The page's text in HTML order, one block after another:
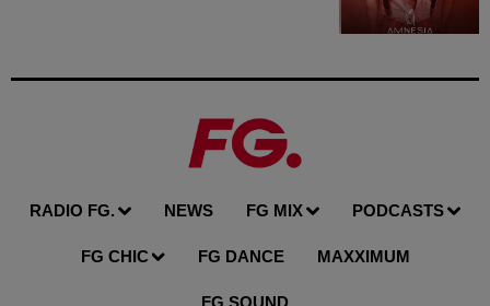
RADIO FG. NEWS FG MIX PODCASTS
FG CHIC FG DANCE MAXXIMUM